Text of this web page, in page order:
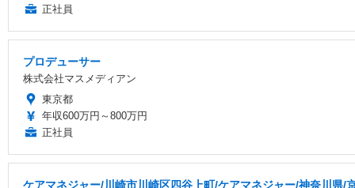
正社員
プロデューサー
株式会社マスメディアン
東京都
年収600万円～800万円
正社員
ケアマネジャー/川崎市川崎区四谷上町/ケアマネジャー/神奈川県/